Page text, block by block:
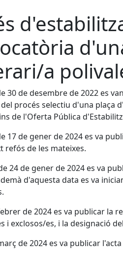
a
30 de desembre de 2022 es
procés selectiu d'una plaça
de l'Oferta Pública
17 de gener de 2024 es va
refós de les mateixes.
24 de gener de 2024 es va
d'aquesta data es va
de 2024 es va publicar la
i exclosos/es, i la designació
de 2024 es va publicar